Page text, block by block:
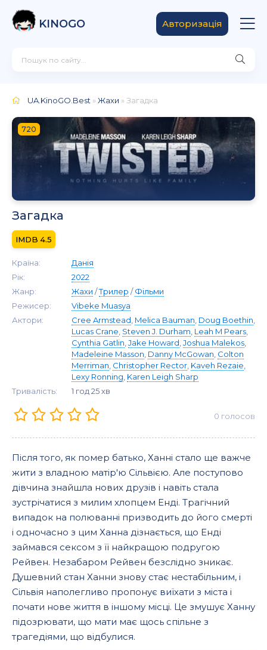
KINOGO Авторизація
UA.KinoGO.Best »Жахи » Загадка
720
Загадка
4.5
Країна:
Данія
Рік:
2022
Жанр:
Жахи /Трилер /Фільми
Режисер:
Vibeke Muasya
Актори:
Cree Armstead Melica Bauman Doug Boethin
Lucas Crane Steven J. Durham Leah M Pears
Cynthia Gatlin Jake Howard Joshua Malekos
Madeleine Masson Danny McGowan Colton
Merriman Christopher Rector Kaveh Rezaie
Lexy Ronning Karen Leigh Sharp
Тривалість:
1 год 25 хв
0 голосов
Після того, як помер батько, Ханні стало ще важче
жити з владною матір'ю Сільвією. Але поступово
дівчина знайшла нових друзів і навіть стала
зустрічатися з милим хлопцем Енді. Трагічний
випадок на полюванні призводить до його смерті
і одночасно з цим Ханна дізнається, що Енді
займався сексом з її найкращою подругою
Рейвен. Незабаром Рейвен безслідно зникає.
Душевний стан Ханни знову стає нестабільним, і
Сільвія наполегливо пропонує виїхати з міста і
почати нове життя в іншому місці. Це змушує Ханну
підозрювати, що мати має щось спільне з
трагедіями, що відбулися.